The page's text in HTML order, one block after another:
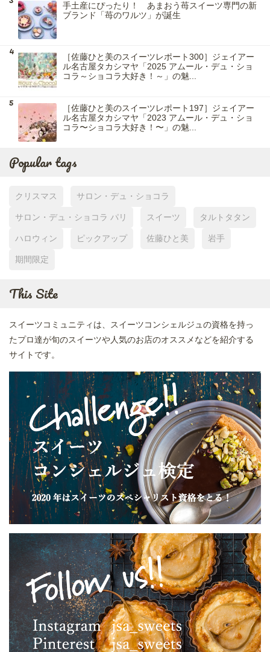
手土産にぴったり！ あまおう苺スイーツ専門の新
ブランド「苺のワルツ」が誕生
［佐藤ひと美のスイーツレポート300］ジェイアー
ル名古屋タカシマヤ「2025 アムール・デュ・ショ
コラ～ショコラ大好き！～」の魅...
［佐藤ひと美のスイーツレポート197］ジェイアー
ル名古屋タカシマヤ「2023 アムール・デュ・ショ
コラ〜ショコラ大好き！〜」の魅...
Popular tags
クリスマス サロン・デュ・ショコラ
サロン・デュ・ショコラ パリ スイーツ タルトタタン
ハロウィン ピックアップ 佐藤ひと美 岩手
期間限定
This Site
スイーツコミュニティは、スイーツコンシェルジュの資格を持っ
たプロ達が旬のスイーツや人気のお店のオススメなどを紹介する
サイトです。